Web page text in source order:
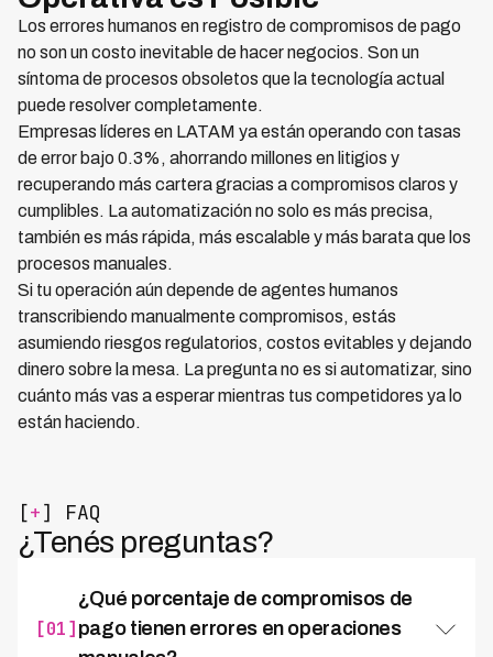
Los errores humanos en registro de compromisos de pago
no son un costo inevitable de hacer negocios. Son un
síntoma de procesos obsoletos que la tecnología actual
puede resolver completamente.
Empresas líderes en LATAM ya están operando con tasas
de error bajo 0.3%, ahorrando millones en litigios y
recuperando más cartera gracias a compromisos claros y
cumplibles. La automatización no solo es más precisa,
también es más rápida, más escalable y más barata que los
procesos manuales.
Si tu operación aún depende de agentes humanos
transcribiendo manualmente compromisos, estás
asumiendo riesgos regulatorios, costos evitables y dejando
dinero sobre la mesa. La pregunta no es si automatizar, sino
cuánto más vas a esperar mientras tus competidores ya lo
están haciendo.
[+] FAQ
¿Tenés preguntas?
[01]
¿Qué porcentaje de compromisos de
pago tienen errores en operaciones